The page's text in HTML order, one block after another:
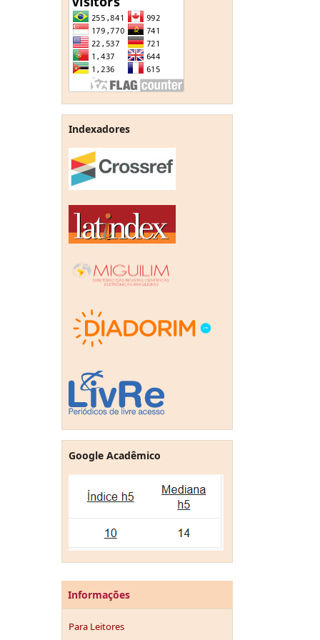
Indexadores
Google Acadêmico
Informações
Para Leitores